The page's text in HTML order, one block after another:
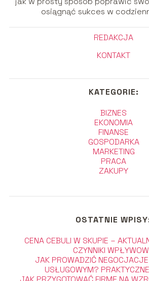
osiągnąć sukces w
REDAKCJA
KONTAKT
KATEGORIE:
BIZNES
EKONOMIA
FINANSE
GOSPODARKA
MARKETING
PRACA
ZAKUPY
OSTATNIE
CENA CEBULI W SKUPIE –
CZYNNIKI
JAK PROWADZIĆ
USŁUGOWYM?